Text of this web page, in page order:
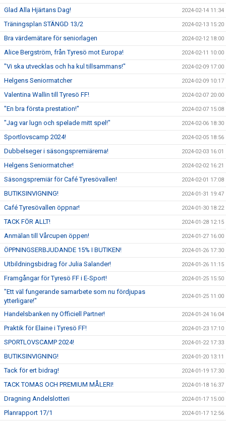
Glad Alla Hjärtans Dag! 2024-02-14 11:34
Träningsplan STÄNGD 13/2 2024-02-13 15:20
Bra värdemätare för seniorlagen 2024-02-12 18:00
Alice Bergström, från Tyresö mot Europa! 2024-02-11 10:00
"Vi ska utvecklas och ha kul tillsammans!" 2024-02-09 17:00
Helgens Seniormatcher 2024-02-09 10:17
Valentina Wallin till Tyresö FF! 2024-02-07 20:00
"En bra första prestation!" 2024-02-07 15:08
"Jag var lugn och spelade mitt spel!" 2024-02-06 18:30
Sportlovscamp 2024! 2024-02-05 18:56
Dubbelseger i säsongspremiärerna! 2024-02-03 16:01
Helgens Seniormatcher! 2024-02-02 16:21
Säsongspremiär för Café Tyresövallen! 2024-02-01 17:08
BUTIKSINVIGNING! 2024-01-31 19:47
Café Tyresövallen öppnar! 2024-01-30 18:22
TACK FÖR ALLT! 2024-01-28 12:15
Anmälan till Vårcupen öppen! 2024-01-27 16:00
ÖPPNINGSERBJUDANDE 15% I BUTIKEN! 2024-01-26 17:30
Utbildningsbidrag för Julia Salander! 2024-01-26 11:15
Framgångar för Tyresö FF i E-Sport! 2024-01-25 15:50
"Ett väl fungerande samarbete som nu fördjupas
ytterligare!"
2024-01-25 11:00
Handelsbanken ny Officiell Partner! 2024-01-24 16:04
Praktik för Elaine i Tyresö FF! 2024-01-23 17:10
SPORTLOVSCAMP 2024! 2024-01-22 17:33
BUTIKSINVIGNING! 2024-01-20 13:11
Tack för ert bidrag! 2024-01-19 17:30
TACK TOMAS OCH PREMIUM MÅLERI! 2024-01-18 16:37
Dragning Andelslotteri 2024-01-17 15:00
Planrapport 17/1 2024-01-17 12:56